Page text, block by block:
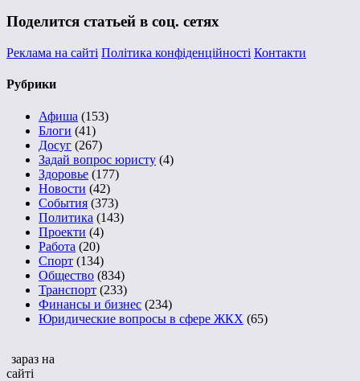
Поделится статьей в соц. сетях
Реклама на сайті Політика конфіденційності Контакти
Рубрики
Афиша (153)
Блоги (41)
Досуг (267)
Задай вопрос юристу (4)
Здоровье (177)
Новости (42)
События (373)
Политика (143)
Проекти (4)
Работа (20)
Спорт (134)
Общество (834)
Транспорт (233)
Финансы и бизнес (234)
Юридические вопросы в сфере ЖКХ (65)
зараз на
сайті